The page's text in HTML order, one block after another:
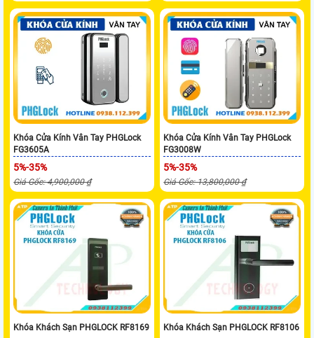
Khóa Cửa Kính Vân Tay PHGLock
FG3605A
5%-35%
Giá Gốc: 4,900,000 ₫
Khóa Cửa Kính Vân Tay PHGLock
FG3008W
5%-35%
Giá Gốc: 13,800,000 ₫
Khóa Khách Sạn PHGLOCK RF8169 Khóa Khách Sạn PHGLOCK RF8106